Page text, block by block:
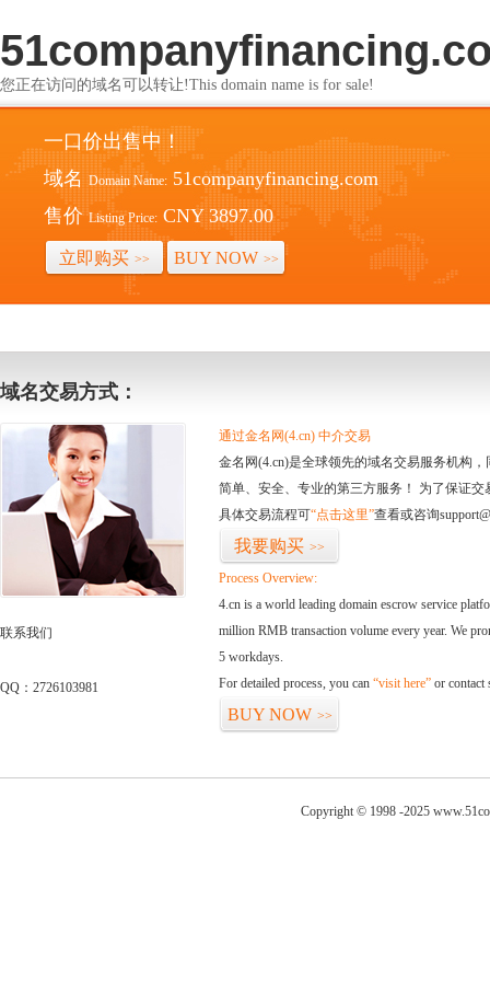
您正在访问的域名可以转让!This domain name is for sale!
一口价出售中！
域名 Domain Name: 51companyfinancing.com
售价 Listing Price: CNY 3897.00
立即购买 >> BUY NOW >>
域名交易方式：
联系我们
QQ：2726103981
通过金名网(4.cn) 中介交易
金名网(4.cn)是全球领先的域名交易服务机构
简单、安全、专业的第三方服务！ 为了保证
具体交易流程可“点击这里”查看或咨询
我要购买 >>
Process Overview:
4.cn is a world leading domain escrow service
million RMB transaction volume every year. We
5 workdays.
For detailed process, you can “visit here” or contact
BUY NOW >>
Copyright © 1998 -2025